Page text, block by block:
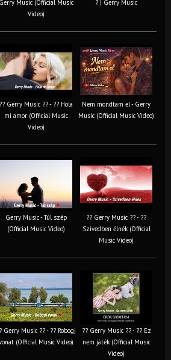
Gerry Music (Official Music
Video)
? | Gerry Music
?? Gerry Music ?? - ?? Hola
mi amor (Official Music
Video)
Nem mondtam el - Gerry
Music (Official Music Video)
Gerry Music - Túl szép
(Official Music Video)
?? Gerry Music ?? - ??
Szívedben élnék (Official
Music Video)
Gerry Music ?? - ?? Robogj
(Official Music Video)
?? Gerry Music ?? - ?? Ez
nem játék (Official Music
Video)